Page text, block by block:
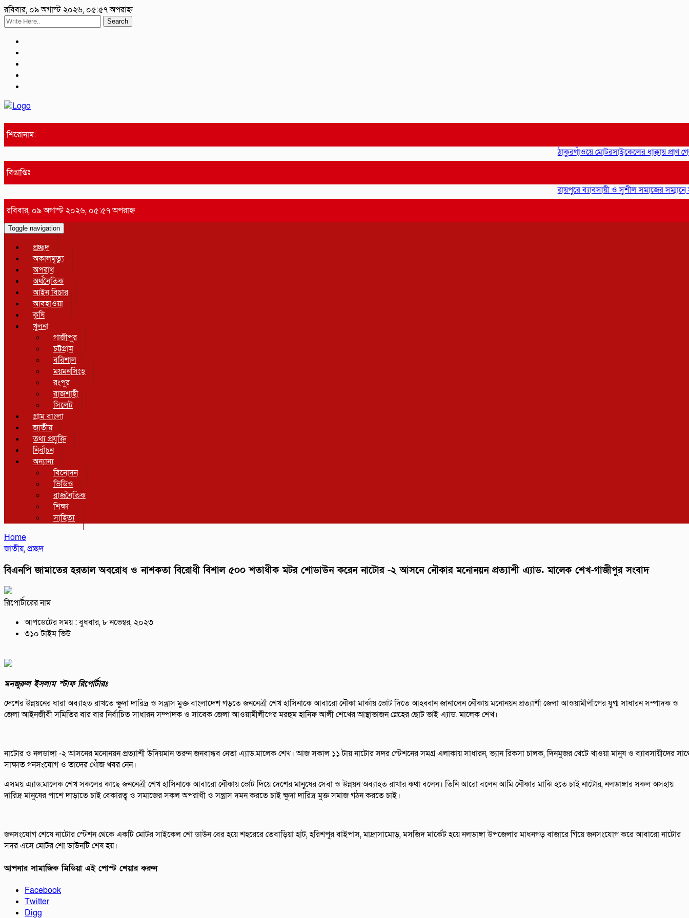
রবিবার, ০৯ অগাস্ট ২০২৬, ০৫:৫৭ অপরাহ্ন
Search
শিরোনাম:
ঠাকুরগাঁওয়ে মোটরসাইকেলের ধাক্কায় প্রাণ
বিঙাপ্তিঃ
রায়পুরে ব্যাবসায়ী ও সুশীল সমাজের সম্মানে
রবিবার, ০৯ অগাস্ট ২০২৬, ০৫:৫৭ অপরাহ্ন
Toggle navigation
প্রচ্ছদ
অকালমৃত্যু
অপরাধ
অর্থনৈতিক
আইন বিচার
আবহাওয়া
কৃষি
খুলনা
গাজীপুর
চট্টগ্রাম
বরিশাল
ময়মনসিংহ
রংপুর
রাজশাহী
সিলেট
গ্রাম বাংলা
জাতীয়
তথ্য প্রযুক্তি
নির্বাচন
অন্যান্য
বিনোদন
ভিডিও
রাজনৈতিক
শিক্ষা
সাহিত্য
Home
জাতীয়,প্রচ্ছদ
বিএনপি জামাতের হরতাল অবরোধ ও নাশকতা বিরোধী বিশাল ৫০০ শতাধীক মটর শোডাউন করেন নাটোর -২ আসনে নৌকার মনোনয়ন প্রত্যাশী এ্যাড. মালেক শেখ-গাজীপুর সংবাদ
রিপোর্টারের নাম
আপডেটের সময় : বুধবার, ৮ নভেম্বর, ২০২৩
৩১০ টাইম ভিউ
মনজুরুল ইসলাম স্টাফ রিপোর্টারঃ
দেশের উন্নয়নের ধারা অব্যাহত রাখতে ক্ষুদা দারিদ্র ও সন্ত্রাস মুক্ত বাংলাদেশ গড়তে জননেত্রী শেখ হাসিনাকে আবারো নৌকা মার্কায় ভোট দিতে আহব্বান জানালেন নৌকায় মনোনয়ন প্রত্যাশী জেলা আওয়ামীলীগের যুগ্ম সাধারন সম্পাদক ও
জেলা আইনজীবী সমিতির বার বার নির্বাচিত সাধারন সম্পাদক ও সাবেক জেলা আওয়ামীলীগের মরহুম হানিফ আলী শেখের আস্থাভাজন স্নেহের ছোট ভাই এ্যাড. মালেক শেখ।
নাটোর ও নলডাঙ্গা -২ আসনের মনোনয়ন প্রত্যাশী উদিয়মান তরুন জনবান্ধব নেতা এ্যাড.মালেক শেখ। আজ সকাল ১১ টায় নাটোর সদর স্টেশনের সমগ্র এলাকায় সাধারন, ভ্যান রিকসা চালক, দিনমুজর খেটে খাওয়া মানুষ ও ব্যাবসায়ীদের
সাক্ষাত গনসংযোগ ও তাদের খোঁজ খবর নেন।
এসময় এ্যাড.মালেক শেখ সকলের কাছে জননেত্রী শেখ হাসিনাকে আবারো নৌকায় ভোট দিয়ে দেশের মানুষের সেবা ও উন্নয়ন অব্যাহত রাখার কথা বলেন। তিনি আরো বলেন আমি নৌকার মাঝি হতে চাই নাটোর, নলডাঙ্গার সকল অসহায়
দারিদ্র মানুষের পাশে দাড়াতে চাই বেকারত্ব ও সমাজের সকল অপরাধী ও সন্ত্রাস দমন করতে চাই ক্ষুদা দারিদ্র মুক্ত সমাজ গঠন করতে চাই।
জনসংযোগ শেষে নাটোর স্টেশন থেকে একটি মোটর সাইকেল শো ডাউন বের হয়ে শহরেরে তেবাড়িয়া হাট, হরিশপুর বাইপাস, মাদ্রাসামোড়, মসজিদ মার্কেট হয়ে নলডাঙ্গা উপজেলার মাধনগড় বাজারে গিয়ে জনসংযোগ করে আবারো নাটোর
সদর এসে মোটর শো ডাউনটি শেষ হয়।
আপনার সামাজিক মিডিয়া এই পোস্ট শেয়ার করুন
Facebook
Twitter
Digg